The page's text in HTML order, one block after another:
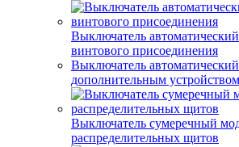
Выключатель
винтового присоединения
Выключатель
дополнительным устройством
Выключатель сумеречный
распределительных щитов